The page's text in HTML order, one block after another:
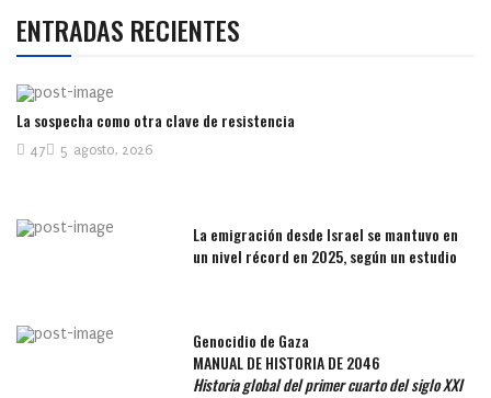
ENTRADAS RECIENTES
La sospecha como otra clave de resistencia
5 agosto, 2026
47
La emigración desde Israel se mantuvo en
un nivel récord en 2025, según un estudio
Genocidio de Gaza
MANUAL DE HISTORIA DE 2046
Historia global del primer cuarto del siglo XXI